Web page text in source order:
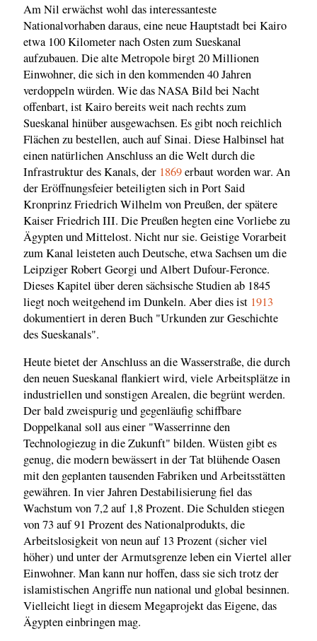
Am Nil erwächst wohl das interessanteste
Nationalvorhaben daraus, eine neue Hauptstadt bei Kairo
etwa 100 Kilometer nach Osten zum Sueskanal
aufzubauen. Die alte Metropole birgt 20 Millionen
Einwohner, die sich in den kommenden 40 Jahren
verdoppeln würden. Wie das NASA Bild bei Nacht
offenbart, ist Kairo bereits weit nach rechts zum
Sueskanal hinüber ausgewachsen. Es gibt noch reichlich
Flächen zu bestellen, auch auf Sinai. Diese Halbinsel hat
einen natürlichen Anschluss an die Welt durch die
Infrastruktur des Kanals, der 1869erbaut worden war. An
der Eröffnungsfeier beteiligten sich in Port Said
Kronprinz Friedrich Wilhelm von Preußen, der spätere
Kaiser Friedrich III. Die Preußen hegten eine Vorliebe zu
Ägypten und Mittelost. Nicht nur sie. Geistige Vorarbeit
zum Kanal leisteten auch Deutsche, etwa Sachsen um die
Leipziger Robert Georgi und Albert Dufour-Feronce.
Dieses Kapitel über deren sächsische Studien ab 1845
liegt noch weitgehend im Dunkeln. Aber dies ist 1913
dokumentiert in deren Buch "Urkunden zur Geschichte
des Sueskanals".
Heute bietet der Anschluss an die Wasserstraße, die durch
den neuen Sueskanal flankiert wird, viele Arbeitsplätze in
industriellen und sonstigen Arealen, die begrünt werden.
Der bald zweispurig und gegenläufig schiffbare
Doppelkanal soll aus einer "Wasserrinne den
Technologiezug in die Zukunft" bilden. Wüsten gibt es
genug, die modern bewässert in der Tat blühende Oasen
mit den geplanten tausenden Fabriken und Arbeitsstätten
gewähren. In vier Jahren Destabilisierung fiel das
Wachstum von 7,2 auf 1,8 Prozent. Die Schulden stiegen
von 73 auf 91 Prozent des Nationalprodukts, die
Arbeitslosigkeit von neun auf 13 Prozent (sicher viel
höher) und unter der Armutsgrenze leben ein Viertel aller
Einwohner. Man kann nur hoffen, dass sie sich trotz der
islamistischen Angriffe nun national und global besinnen.
Vielleicht liegt in diesem Megaprojekt das Eigene, das
Ägypten einbringen mag.